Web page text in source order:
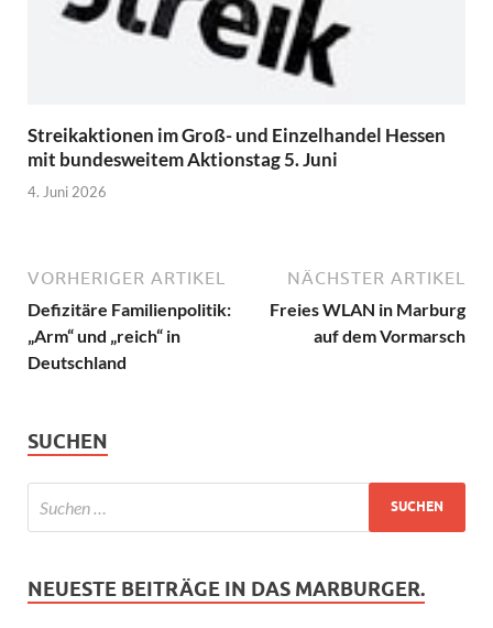
Streikaktionen im Groß- und Einzelhandel Hessen
mit bundesweitem Aktionstag 5. Juni
4. Juni 2026
VORHERIGER ARTIKEL
Defizitäre Familienpolitik:
„Arm“ und „reich“ in
Deutschland
NÄCHSTER ARTIKEL
Freies WLAN in Marburg
auf dem Vormarsch
SUCHEN
NEUESTE BEITRÄGE IN DAS MARBURGER.